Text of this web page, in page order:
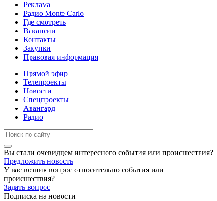
Реклама
Радио Monte Carlo
Где смотреть
Вакансии
Контакты
Закупки
Правовая информация
Прямой эфир
Телепроекты
Новости
Спецпроекты
Авангард
Радио
Вы стали очевидцем интересного события или происшествия?
Предложить новость
У вас возник вопрос относительно события или
происшествия?
Задать вопрос
Подписка на новости